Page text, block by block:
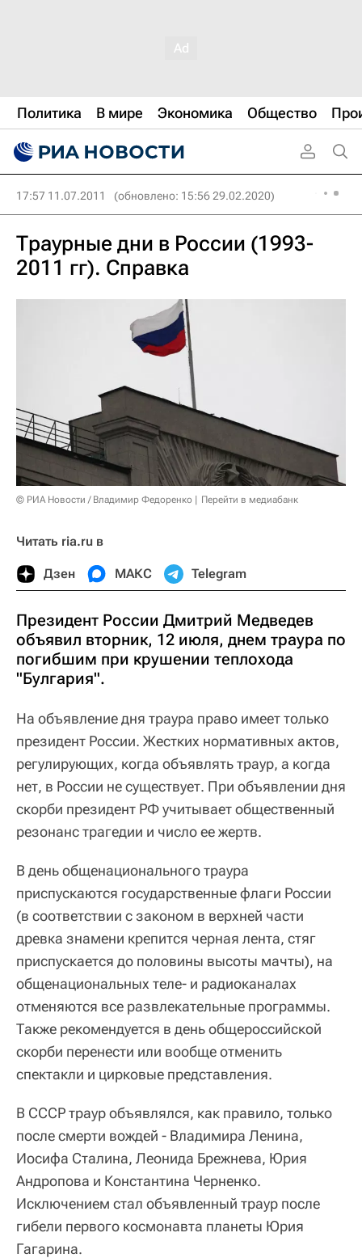
Политика В мире Экономика Общество
17:57 11.07.2011 (обновлено: 15:56 29.02.2020)
Траурные дни в России (1993-
2011 гг). Справка
© РИА Новости / Владимир Федоренко Перейти в медиабанк
Читать ria.ru в
Дзен МАКС Telegram
Президент России Дмитрий Медведев
объявил вторник, 12 июля, днем траура по
погибшим при крушении теплохода
"Булгария".
На объявление дня траура право имеет только
президент России. Жестких нормативных актов,
регулирующих, когда объявлять траур, а когда
нет, в России не существует. При объявлении дня
скорби президент РФ учитывает общественный
резонанс трагедии и число ее жертв.
В день общенационального траура
приспускаются государственные флаги России
(в соответствии с законом в верхней части
древка знамени крепится черная лента, стяг
приспускается до половины высоты мачты), на
общенациональных теле- и радиоканалах
отменяются все развлекательные программы.
Также рекомендуется в день общероссийской
скорби перенести или вообще отменить
спектакли и цирковые представления.
В СССР траур объявлялся, как правило, только
после смерти вождей - Владимира Ленина,
Иосифа Сталина, Леонида Брежнева, Юрия
Андропова и Константина Черненко.
Исключением стал объявленный траур после
гибели первого космонавта планеты Юрия
Гагарина.